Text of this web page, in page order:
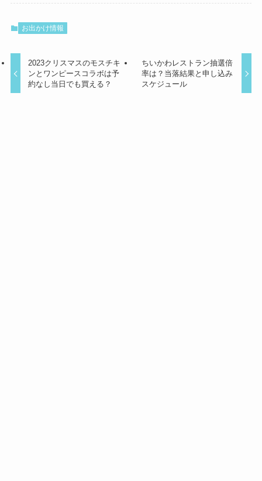
お出かけ情報
2023クリスマスのモスチキ
ンとワンピースコラボは予
約なし当日でも買える？
ちいかわレストラン抽選倍
率は？当落結果と申し込み
スケジュール